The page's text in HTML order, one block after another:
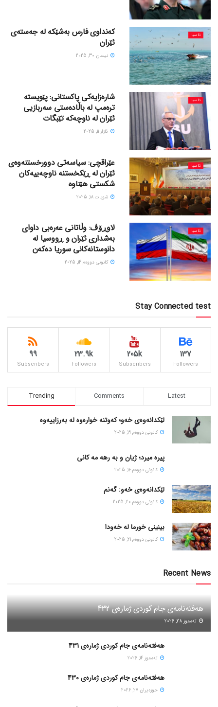
ئاسیا
کەنداوی فارس بەشێکە لە جەستەی
ئێران
نیسان 30, 2025
ئاسیا
شارەزایەکی پاکستانی: پێویستە
ترەمپ لە باڵادەستی سەربازیی
ئێران لە ناوچەکە تێبگات
ئازار 11, 2025
ئاسیا
عێراقچی: سیاسەتی دوورخستنەوەی
ئێران لە ڕێکخستنە ناوچەییەکان
شکستی هێناوە
شوبات 18, 2025
ئاسیا
لاوڕۆڤ: وڵاتانی عەرەبی داوای
بەشداری ئێران و ڕووسیا لە
دانوستانەکانی سوریا دەکەن
كانونی دووه‌م 14, 2025
Stay Connected test
137
Followers
205k
Subscribers
23.9k
Followers
99
Subscribers
Trending Comments Latest
لێکدانەوەی خەو؛ کەوتنە خوارەوە لە بەرزاییەوە
كانونی دووه‌م 19, 2025
پیره میرد؛ ژیان و به رهه مه کانی
كانونی دووه‌م 16, 2025
لێکدانەوەی خەو: گەنم
كانونی دووه‌م 20, 2025
بینینی خورما لە خەودا
كانونی دووه‌م 21, 2025
Recent News
هەفتەنامەی جام کوردی ژمارەی 432
ته‌مموز 28, 2026
هەفتەنامەی جام کوردی ژمارەی 431
ته‌مموز 14, 2026
هەفتەنامەی جام کوردی ژمارەی 430
حوزه‌یران 27, 2026